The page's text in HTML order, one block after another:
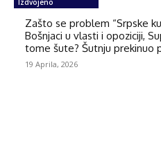
Zašto se problem “Srpske
Bošnjaci u vlasti i opoziciji,
tome šute? Šutnju prekinuo
19 Aprila, 2026